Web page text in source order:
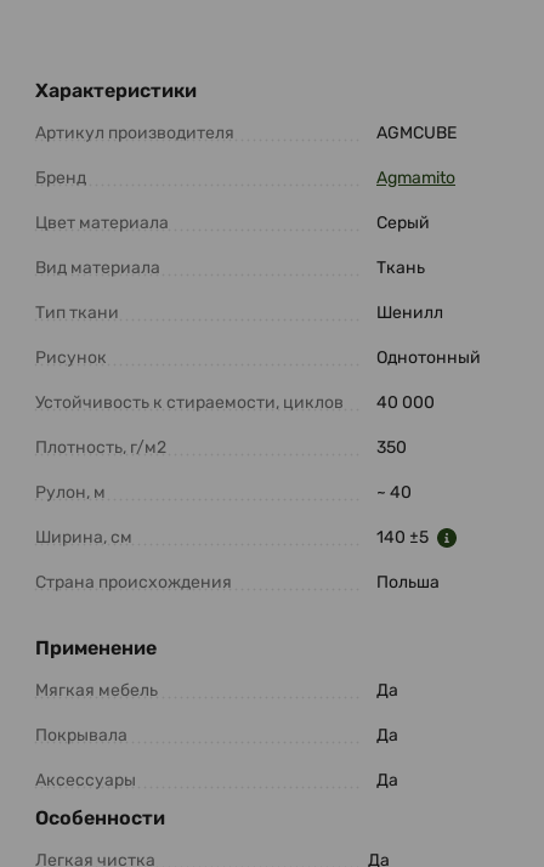
Характеристики
Артикул производителя AGMCUBE
Бренд Agmamito
Цвет материала Серый
Вид материала Ткань
Тип ткани Шенилл
Рисунок Однотонный
Устойчивость к стираемости, циклов 40 000
Плотность, г/м2 350
Рулон, м ~ 40
Ширина, см 140 ±5
Страна происхождения Польша
Применение
Мягкая мебель Да
Покрывала Да
Аксессуары Да
Особенности
Легкая чистка Да